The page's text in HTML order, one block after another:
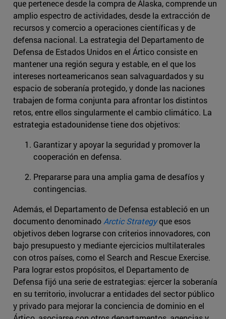
que pertenece desde la compra de Alaska, comprende un
amplio espectro de actividades, desde la extracción de
recursos y comercio a operaciones científicas y de
defensa nacional. La estrategia del Departamento de
Defensa de Estados Unidos en el Ártico consiste en
mantener una región segura y estable, en el que los
intereses norteamericanos sean salvaguardados y su
espacio de soberanía protegido, y donde las naciones
trabajen de forma conjunta para afrontar los distintos
retos, entre ellos singularmente el cambio climático. La
estrategia estadounidense tiene dos objetivos:
Garantizar y apoyar la seguridad y promover la
cooperación en defensa.
Prepararse para una amplia gama de desafíos y
contingencias.
Además, el Departamento de Defensa estableció en un
documento denominado Arctic Strategyque esos
objetivos deben lograrse con criterios innovadores, con
bajo presupuesto y mediante ejercicios multilaterales
con otros países, como el Search and Rescue Exercise.
Para lograr estos propósitos, el Departamento de
Defensa fijó una serie de estrategias: ejercer la soberanía
en su territorio, involucrar a entidades del sector público
y privado para mejorar la conciencia de dominio en el